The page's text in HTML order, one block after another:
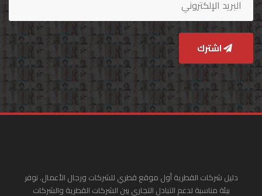
اشترك
دليل شركات القطرية أول موقع قطري للشركات ورجال الأعمال. نوفر
بيئة مناسبة لدعم التبادل التجاري بين الشركات القطرية والشركات